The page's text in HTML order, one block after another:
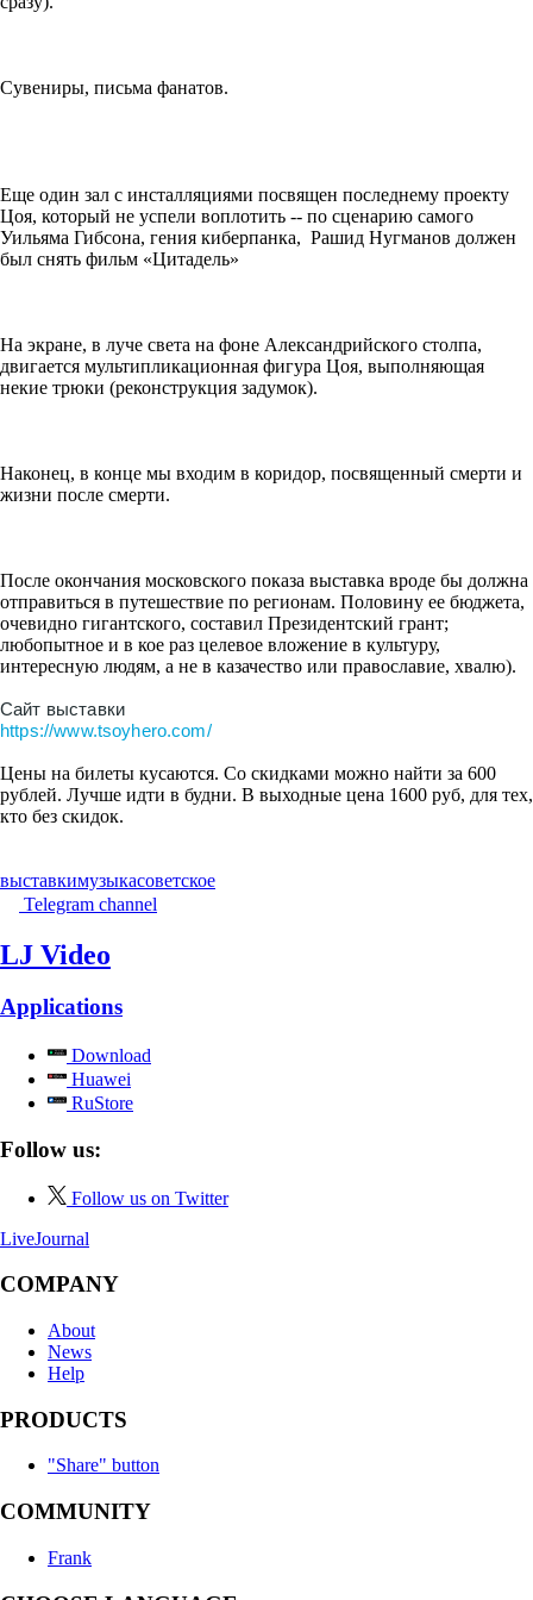
Сувениры, письма фанатов.
Еще один зал с инсталляциями посвящен последнему проекту
Цоя, который не успели воплотить -- по сценарию самого
Уильяма Гибсона, гения киберпанка, Рашид Нугманов должен
был снять фильм «Цитадель»
На экране, в луче света на фоне Александрийского столпа,
двигается мультипликационная фигура Цоя, выполняющая
некие трюки (реконструкция задумок).
Наконец, в конце мы входим в коридор, посвященный смерти и
жизни после смерти.
После окончания московского показа выставка вроде бы должна
отправиться в путешествие по регионам. Половину ее бюджета,
очевидно гигантского, составил Президентский грант;
любопытное и в кое раз целевое вложение в культуру,
интересную людям, а не в казачество или православие, хвалю).
Сайт выставки
https://www.tsoyhero.com/
Цены на билеты кусаются. Со скидками можно найти за 600
рублей. Лучше идти в будни. В выходные цена 1600 руб, для тех,
кто без скидок.
выставкимузыкасоветское
Telegram channel
LJ Video
Applications
Download
Huawei
RuStore
Follow us:
Follow us on Twitter
LiveJournal
COMPANY
About
News
Help
PRODUCTS
"Share" button
COMMUNITY
Frank